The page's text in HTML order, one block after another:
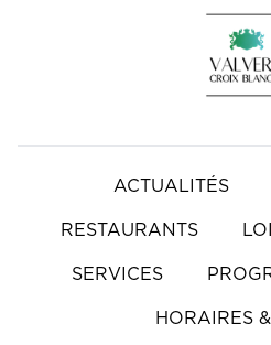
Accueil
ACTUALITÉS
RESTAURANTS
SERVICES
HORAIRES